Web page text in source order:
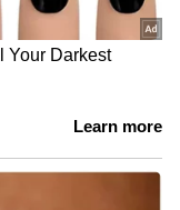
കഴിക്കൂ,